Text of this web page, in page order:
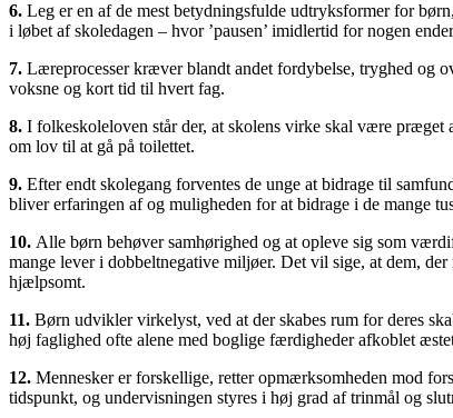
6. Leg er en af de mest betydningsfulde udtryksformer for
i løbet af skoledagen – hvor ’pausen’ imidlertid for nogen
7. Læreprocesser kræver blandt andet fordybelse, tryghed og
voksne og kort tid til hvert fag.
8. I folkeskoleloven står der, at skolens virke skal være præget
om lov til at gå på toilettet.
9. Efter endt skolegang forventes de unge at bidrage til
bliver erfaringen af og muligheden for at bidrage i de mange
10. Alle børn behøver samhørighed og at opleve sig som
mange lever i dobbeltnegative miljøer. Det vil sige, at dem,
hjælpsomt.
11. Børn udvikler virkelyst, ved at der skabes rum for deres
høj faglighed ofte alene med boglige færdigheder afkoblet
12. Mennesker er forskellige, retter opmærksomheden mod
tidspunkt, og undervisningen styres i høj grad af trinmål og